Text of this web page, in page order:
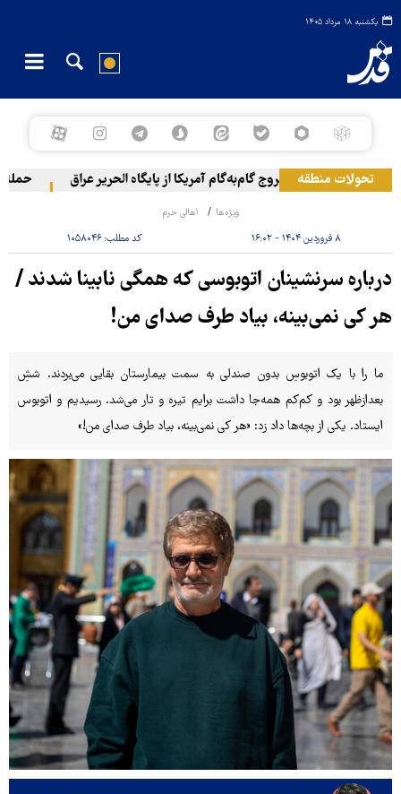
یکشنبه ۱۸ مرداد ۱۴۰۵
تحولات منطقهخروج گام‌به‌گام آمریکا از پایگاه الحریر عراق حمله
ویژه‌ها اهالی حرم
۸ فروردین ۱۴۰۴ - ۱۶:۰۲ کد مطلب: ۱۰۵۸۰۴۶
درباره سرنشینان اتوبوسی که همگی نابینا شدند /
هر کی نمی‌بینه، بیاد طرف صدای من!
ما را با یک اتوبوسِ بدون صندلی به سمت بیمارستان بقایی می‌بردند. ششِ
بعدازظهر بود و کم‌کم همه‌جا داشت برایم تیره و تار می‌شد. رسیدیم و اتوبوس
ایستاد. یکی از بچه‌ها داد زد: «هر کی نمی‌بینه، بیاد طرف صدای من!»